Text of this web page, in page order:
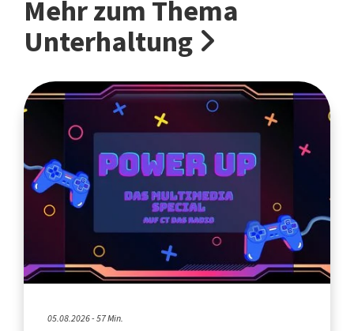
Mehr zum Thema
Unterhaltung
05.08.2026 - 57 Min.